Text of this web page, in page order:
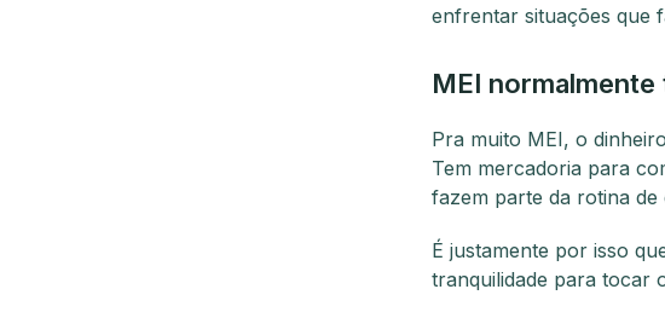
enfrentar situações que
MEI
Pra muito MEI, o
Tem mercadoria para
fazem parte da rotina de
É justamente por isso
tranquilidade para tocar